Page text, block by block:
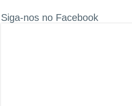
Siga-nos no Facebook